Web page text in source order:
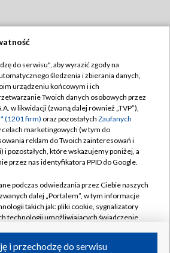
TVP
TVP
Cyfrowa
Regulamin TVP
prywatności
Moje zgody
Pomoc
Kontakt
Kanały
do serwisu", aby wyrazić zgody na
śledzenia i zbierania danych,
urządzeniu końcowym i ich
Twoich danych osobowych przez
w likwidacji (zwaną dalej również „TVP”),
(1201 firm) oraz pozostałych Zaufanych
celach marketingowych (w tym do
reklam do Twoich zainteresowań i
pozostałych, które wskazujemy poniżej, a
przez nas identyfikatora PPID do Google.
podczas odwiedzania przez Ciebie naszych
zwanych dalej „Portalem”, w tym informacje
takich jak: pliki cookie, sygnalizatory
technologii umożliwiających świadczenie
i przechodzę do serwisu